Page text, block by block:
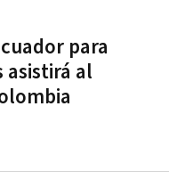
para
asistirá al